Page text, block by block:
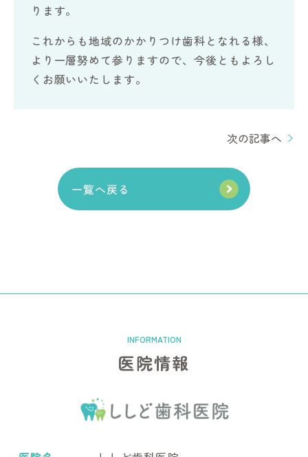
ります。
これからも地域のかかりつけ歯科となれる様、
より一層努めて参りますので、今後ともよろし
くお願いいたします。
次の記事へ
一覧へ戻る
医院情報